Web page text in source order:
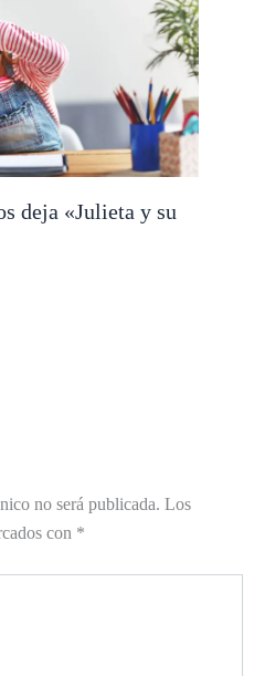
deja «Julieta y su
no será publicada. Los
con *